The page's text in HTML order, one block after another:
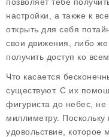
настройки, а также к
открыть для себя
свои движения, либо
получить доступ ко
Что касается
существуют. С их
фигуриста до небес,
миллиметру.
удовольствие, которое